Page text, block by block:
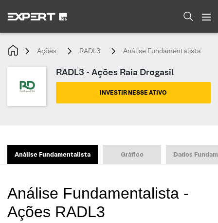
Ações RADL3 Análise Fundamentalista
RADL3 - Ações Raia Drogasil
INVESTIR NESSE ATIVO
Análise Fundamentalista Gráfico Dados
Análise Fundamentalista -
Ações RADL3